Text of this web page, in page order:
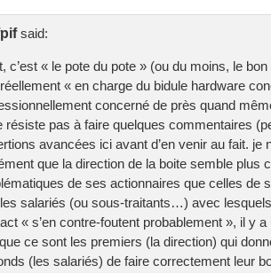
said:
c’est « le pote du pote » (ou du moins, le
« en charge du bidule hardware
concerné de près quand
résiste pas à faire quelques commentaires
avancées ici avant d’en venir au fait. je
que la direction de la boite semble plus
de ses actionnaires que celles de
salariés (ou sous-traitants…) avec
« s’en contre-foutent probablement », il y
ce sont les premiers (la direction) qui
(les salariés) de faire correctement leur